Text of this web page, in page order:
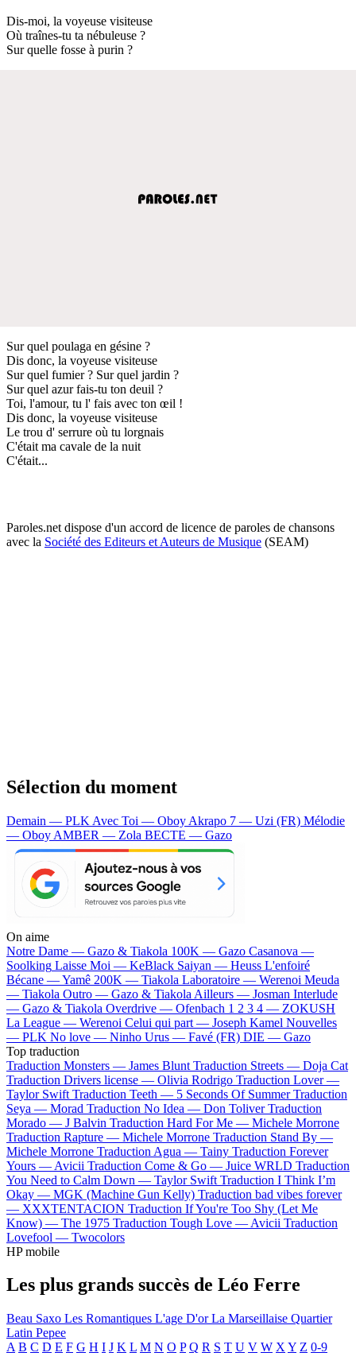
Dis-moi, la voyeuse visiteuse
Où traînes-tu ta nébuleuse ?
Sur quelle fosse à purin ?
Sur quel poulaga en gésine ?
Dis donc, la voyeuse visiteuse
Sur quel fumier ? Sur quel jardin ?
Sur quel azur fais-tu ton deuil ?
Toi, l'amour, tu l' fais avec ton œil !
Dis donc, la voyeuse visiteuse
Le trou d' serrure où tu lorgnais
C'était ma cavale de la nuit
C'était...
Paroles.net dispose d'un accord de licence de paroles de chansons
avec la Société des Editeurs et Auteurs de Musique (SEAM)
Sélection du moment
Demain — PLK Avec Toi — Oboy Akrapo 7 — Uzi (FR) Mélodie
— Oboy AMBER — Zola BECTE — Gazo
On aime
Notre Dame — Gazo & Tiakola 100K — Gazo Casanova —
Soolking Laisse Moi — KeBlack Saiyan — Heuss L'enfoiré
Bécane —Yamê 200K — Tiakola Laboratoire — Werenoi Meuda
— Tiakola Outro — Gazo & Tiakola Ailleurs — Josman Interlude
— Gazo & Tiakola Overdrive — Ofenbach 1 2 3 4 — ZOKUSH
La League — Werenoi Celui qui part — Joseph Kamel Nouvelles
— PLK No love — Ninho Urus — Favé (FR) DIE — Gazo
Top traduction
Traduction Monsters — James Blunt Traduction Streets — Doja Cat
Traduction Drivers license — Olivia Rodrigo Traduction Lover —
Taylor Swift Traduction Teeth — 5 Seconds Of Summer Traduction
Seya — Morad Traduction No Idea — Don Toliver Traduction
Morado — J Balvin Traduction Hard For Me — Michele Morrone
Traduction Rapture — Michele Morrone Traduction Stand By —
Michele Morrone Traduction Agua — Tainy Traduction Forever
Yours — Avicii Traduction Come & Go — Juice WRLD Traduction
You Need to Calm Down — Taylor Swift Traduction I Think I’m
Okay — MGK (Machine Gun Kelly) Traduction bad vibes forever
— XXXTENTACION Traduction If You're Too Shy (Let Me
Know) — The 1975 Traduction Tough Love — Avicii Traduction
Lovefool — Twocolors
HP mobile
Les plus grands succès de Léo Ferre
Beau Saxo Les Romantiques L'age D'orLa Marseillaise Quartier
Latin Pepee
A B C D E F G H I J K L M N O P Q R S T U V W X Y Z 0-9